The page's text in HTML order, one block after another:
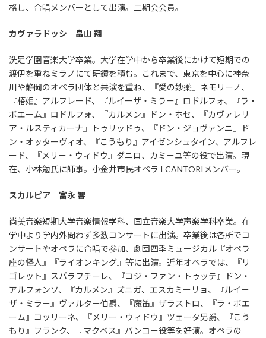
格し、合唱メンバーとして出演。二期会会員。
カヴァラドッシ 畠山 翔
洗足学園音楽大学卒業。大学在学中から卒業後にかけて短期での
渡伊を重ねミラノにて研鑽を積む。これまで、東京を中心に神奈
川や静岡のオペラ団体と共演を重ね、『愛の妙薬』ネモリーノ、
『椿姫』アルフレード、『ルイーザ・ミラー』ロドルフォ、『ラ・
ボエーム』ロドルフォ、『カルメン』ドン・ホセ、『カヴァレリ
ア・ルスティカーナ』トゥリッドゥ、『ドン・ジョヴァンニ』ド
ン・オッターヴィオ、『こうもり』アイゼンシュタイン、アルフレ
ード、『メリー・ウィドウ』ダニロ、カミーユ等の役で出演。現
在、小林勉氏に師事。小金井市民オペラ I CANTORIメンバー。
スカルピア 富永 響
尚美音楽短期大学音楽情報学科、国立音楽大学声楽学科卒業。在
学中より学内外問わず多数コンサートに出演。卒業後は各所でコ
ンサートやオペラに合唱で参加、劇団四季ミュージカル『オペラ
座の怪人』『ライオンキング』等に出演。近年オペラでは、『リ
ゴレット』スパラフチーレ、『コジ・ファン・トゥッテ』ドン・
アルフォンソ、『カルメン』ズニガ、エスカミーリョ、『ルイー
ザ・ミラー』ヴァルター伯爵、『魔笛』ザラストロ、『ラ・ボエ
ーム』コッリーネ、『メリー・ウィドウ』ツェータ男爵、『こう
もり』フランク、『マクベス』バンコー役等を好演。オペラの